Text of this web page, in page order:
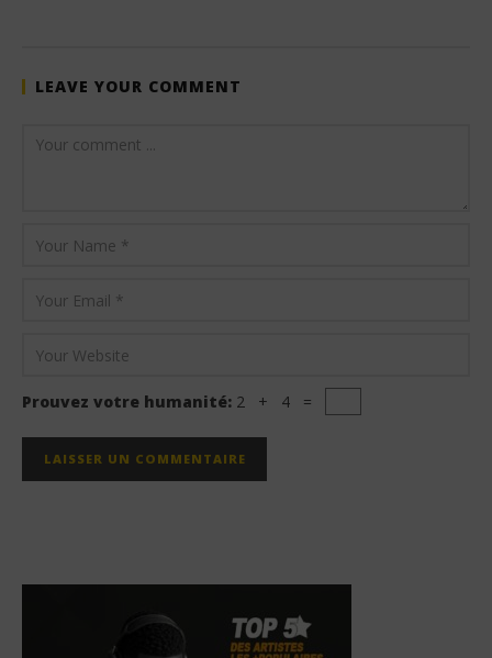
LEAVE YOUR COMMENT
Prouvez votre humanité: 2 + 4 =